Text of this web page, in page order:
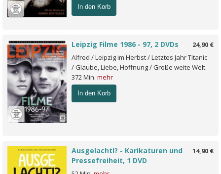
In den Korb
24,90 €
Leipzig Filme 1986 - 97, 2 DVDs
Alfred / Leipzig im Herbst / Letztes Jahr Titanic
/ Glaube, Liebe, Hoffnung / Große weite Welt.
372 Min. mehr
In den Korb
14,90 €
Ausgelacht!? - Karikaturen und
Pressefreiheit, 1 DVD